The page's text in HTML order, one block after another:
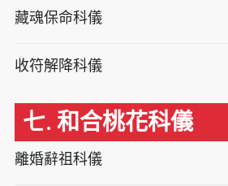
藏魂保命科儀
收符解降科儀
七. 和合桃花科儀
離婚辭祖科儀